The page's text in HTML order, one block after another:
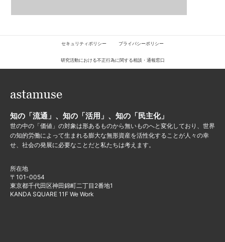
セキュリティポリシー プライバシーポリシー
研究活動における不正行為に関する相談・通報窓口
知の「流通」、知の「活用」、知の「民主化」
世の中の「価値」の対象は形あるものから無いものへと変化しており、世界
の知的労働によって生まれる膨大な無形資産を活性化することが人々の幸
せ、社会の発展に必要なことだと私たちは考えます。
所在地
〒101-0054
東京都千代田区神田錦町二丁目2番地1
KANDA SQUARE 11F We Work